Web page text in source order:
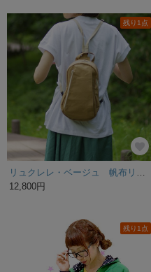
残り1点
12,800円
残り1点